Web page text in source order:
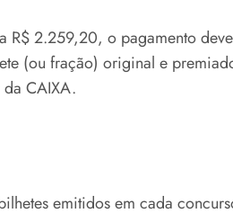
​R$ 2.259,20, o pagamento
(ou fração) original e
CAIXA.
emitidos em cada